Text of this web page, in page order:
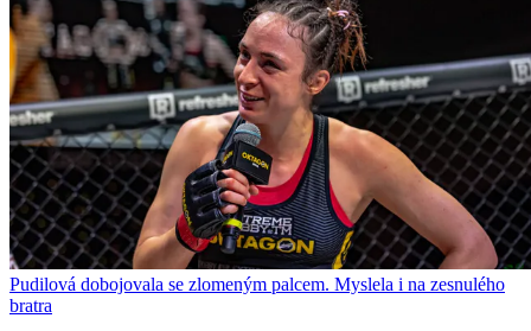
Pudilová dobojovala se zlomeným palcem. Myslela i na zesnulého
bratra